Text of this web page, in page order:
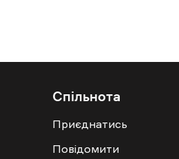
Спільнота
Приєднатись
Повідомити